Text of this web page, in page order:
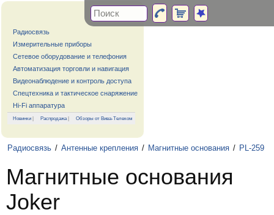
Радиосвязь
Измерительные приборы
Сетевое оборудование и телефония
Автоматизация торговли и навигация
Видеонаблюдение и контроль доступа
Спецтехника и тактическое снаряжение
Hi-Fi аппаратура
Новинки | Распродажа| Обзоры от Вива-Телеком
Радиосвязь / Антенные крепления / Магнитные основания / PL-259
Магнитные основания
Joker